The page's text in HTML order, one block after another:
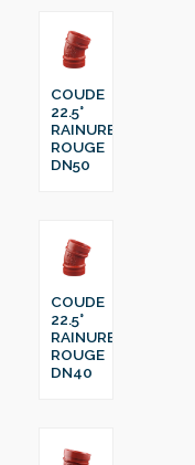
COUDE
22.5°
RAINURE
ROUGE
DN50
COUDE
22.5°
RAINURE
ROUGE
DN40